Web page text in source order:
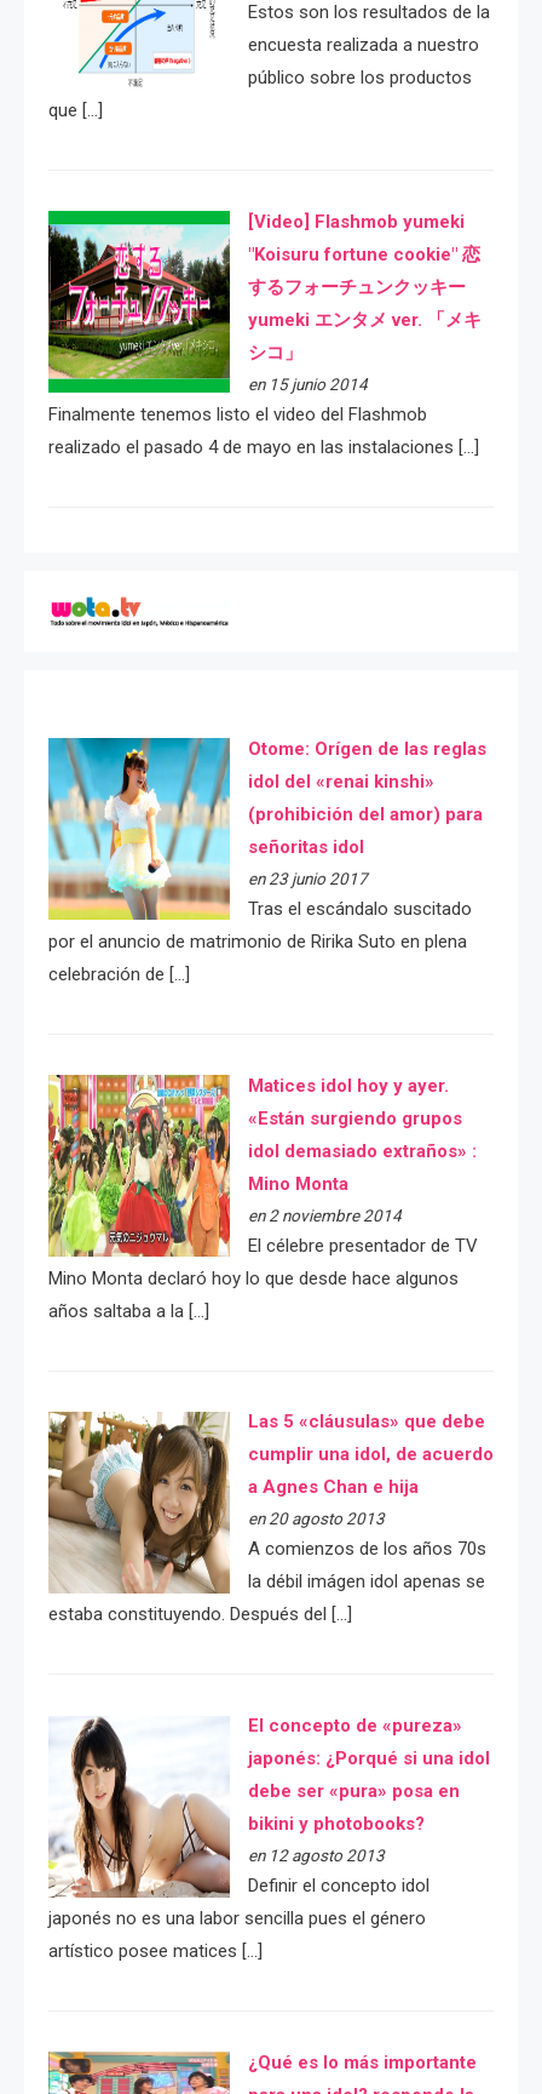
Estos son los resultados de la
encuesta realizada a nuestro
público sobre los productos
que […]
[Video] Flashmob yumeki
"Koisuru fortune cookie" 恋
するフォーチュンクッキー
yumeki エンタメ ver. 「メキ
シコ」
en 15 junio 2014
Finalmente tenemos listo el video del Flashmob
realizado el pasado 4 de mayo en las instalaciones […]
Otome: Orígen de las reglas
idol del «renai kinshi»
(prohibición del amor) para
señoritas idol
en 23 junio 2017
Tras el escándalo suscitado
por el anuncio de matrimonio de Ririka Suto en plena
celebración de […]
Matices idol hoy y ayer.
«Están surgiendo grupos
idol demasiado extraños» :
Mino Monta
en 2 noviembre 2014
El célebre presentador de TV
Mino Monta declaró hoy lo que desde hace algunos
años saltaba a la […]
Las 5 «cláusulas» que debe
cumplir una idol, de acuerdo
a Agnes Chan e hija
en 20 agosto 2013
A comienzos de los años 70s
la débil imágen idol apenas se
estaba constituyendo. Después del […]
El concepto de «pureza»
japonés: ¿Porqué si una idol
debe ser «pura» posa en
bikini y photobooks?
en 12 agosto 2013
Definir el concepto idol
japonés no es una labor sencilla pues el género
artístico posee matices […]
¿Qué es lo más importante